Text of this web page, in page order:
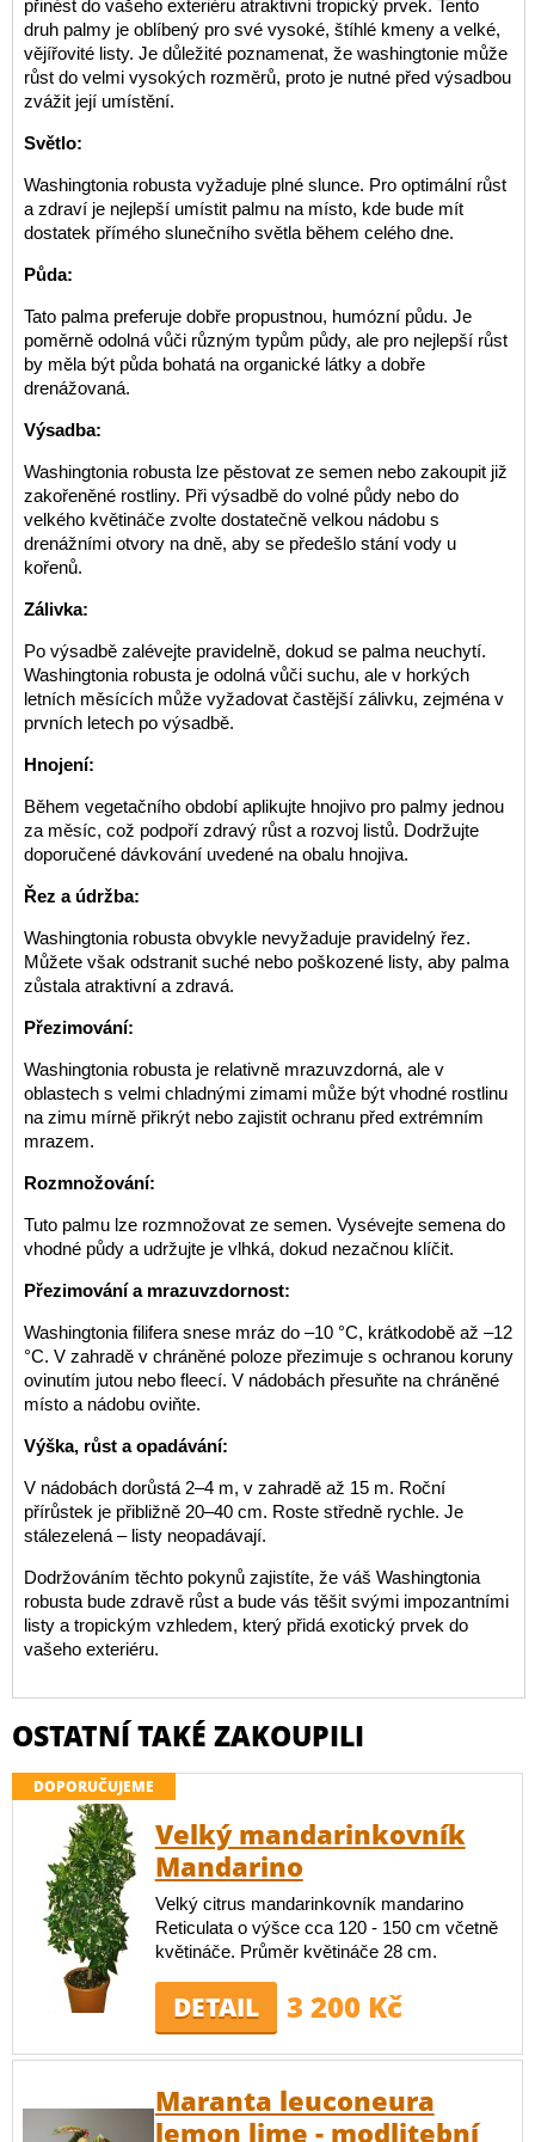
přinést do vašeho exteriéru atraktivní tropický prvek. Tento
druh palmy je oblíbený pro své vysoké, štíhlé kmeny a velké,
vějířovité listy. Je důležité poznamenat, že washingtonie může
růst do velmi vysokých rozměrů, proto je nutné před výsadbou
zvážit její umístění.
Světlo:
Washingtonia robusta vyžaduje plné slunce. Pro optimální růst
a zdraví je nejlepší umístit palmu na místo, kde bude mít
dostatek přímého slunečního světla během celého dne.
Půda:
Tato palma preferuje dobře propustnou, humózní půdu. Je
poměrně odolná vůči různým typům půdy, ale pro nejlepší růst
by měla být půda bohatá na organické látky a dobře
drenážovaná.
Výsadba:
Washingtonia robusta lze pěstovat ze semen nebo zakoupit již
zakořeněné rostliny. Při výsadbě do volné půdy nebo do
velkého květináče zvolte dostatečně velkou nádobu s
drenážními otvory na dně, aby se předešlo stání vody u
kořenů.
Zálivka:
Po výsadbě zalévejte pravidelně, dokud se palma neuchytí.
Washingtonia robusta je odolná vůči suchu, ale v horkých
letních měsících může vyžadovat častější zálivku, zejména v
prvních letech po výsadbě.
Hnojení:
Během vegetačního období aplikujte hnojivo pro palmy jednou
za měsíc, což podpoří zdravý růst a rozvoj listů. Dodržujte
doporučené dávkování uvedené na obalu hnojiva.
Řez a údržba:
Washingtonia robusta obvykle nevyžaduje pravidelný řez.
Můžete však odstranit suché nebo poškozené listy, aby palma
zůstala atraktivní a zdravá.
Přezimování:
Washingtonia robusta je relativně mrazuvzdorná, ale v
oblastech s velmi chladnými zimami může být vhodné rostlinu
na zimu mírně přikrýt nebo zajistit ochranu před extrémním
mrazem.
Rozmnožování:
Tuto palmu lze rozmnožovat ze semen. Vysévejte semena do
vhodné půdy a udržujte je vlhká, dokud nezačnou klíčit.
Přezimování a mrazuvzdornost:
Washingtonia filifera snese mráz do –10 °C, krátkodobě až –12
°C. V zahradě v chráněné poloze přezimuje s ochranou koruny
ovinutím jutou nebo fleecí. V nádobách přesuňte na chráněné
místo a nádobu oviňte.
Výška, růst a opadávání:
V nádobách dorůstá 2–4 m, v zahradě až 15 m. Roční
přírůstek je přibližně 20–40 cm. Roste středně rychle. Je
stálezelená – listy neopadávají.
Dodržováním těchto pokynů zajistíte, že váš Washingtonia
robusta bude zdravě růst a bude vás těšit svými impozantními
listy a tropickým vzhledem, který přidá exotický prvek do
vašeho exteriéru.
OSTATNÍ TAKÉ ZAKOUPILI
DOPORUČUJEME
Velký mandarinkovník
Mandarino
Velký citrus mandarinkovník mandarino
Reticulata o výšce cca 120 - 150 cm včetně
květináče. Průměr květináče 28 cm.
DETAIL 3 200 Kč
Maranta leuconeura
lemon lime - modlitební